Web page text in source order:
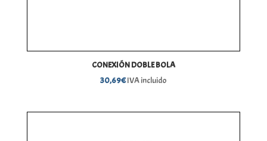
CONEXIÓN DOBLE BOLA
30,69€IVA incluido